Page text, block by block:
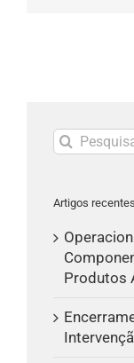
Pesquisar
Artigos recentes
Produtos